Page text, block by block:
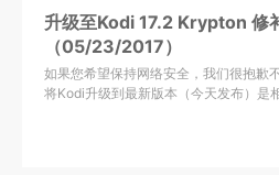
升级至Kodi 17.2 Krypton 修
（05/23/2017）
如果您希望保持网络安全，我们很抱歉
将Kodi升级到最新版本（今天发布）是